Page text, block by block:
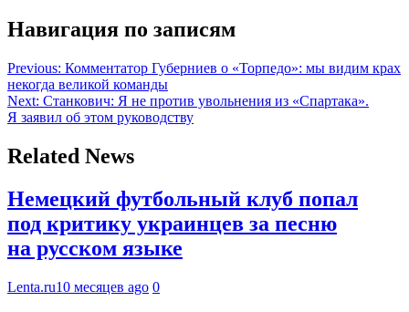
Навигация по записям
Previous: Комментатор Губерниев о «Торпедо»: мы видим крах
некогда великой команды
Next: Станкович: Я не против увольнения из «Спартака».
Я заявил об этом руководству
Related News
Немецкий футбольный клуб попал
под критику украинцев за песню
на русском языке
Lenta.ru10 месяцев ago 0